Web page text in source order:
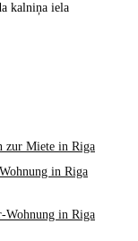
kalniņa iela
zur Miete in Riga
in Riga
Wohnung in Riga